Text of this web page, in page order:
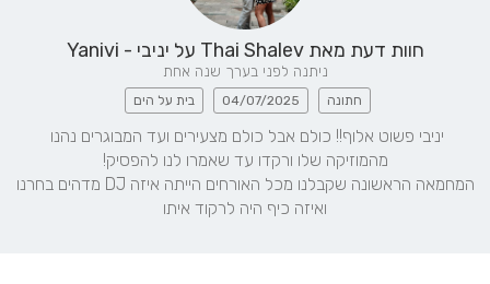
חוות דעת מאתThai Shalev על יניבי - Yanivi
ניתנה לפני בערך שנה אחת
חתונה 04/07/2025 בית על הים
ואיזה כיף היה לרקוד איתו